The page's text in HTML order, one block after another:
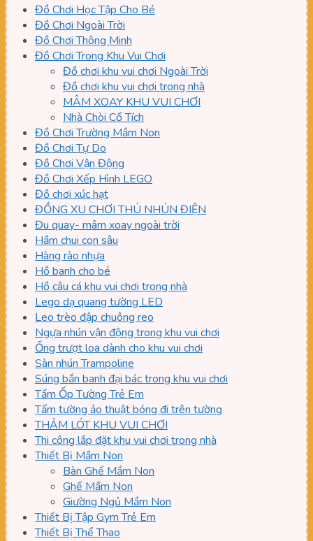
Đồ Chơi Học Tập Cho Bé
Đồ Chơi Ngoài Trời
Đồ Chơi Thông Minh
Đồ Chơi Trong Khu Vui Chơi
Đồ chơi khu vui chơi Ngoài Trời
Đồ chơi khu vui chơi trong nhà
MÂM XOAY KHU VUI CHƠI
Nhà Chòi Cổ Tích
Đồ Chơi Trường Mầm Non
Đồ Chơi Tự Do
Đồ Chơi Vận Động
Đồ Chơi Xếp Hình LEGO
Đồ chơi xúc hạt
ĐỒNG XU CHƠI THÚ NHÚN ĐIỆN
Đu quay- mâm xoay ngoài trời
Hầm chui con sâu
Hàng rào nhựa
Hồ banh cho bé
Hồ câu cá khu vui chơi trong nhà
Lego dạ quang tường LED
Leo trèo đập chuông reo
Ngựa nhún vận động trong khu vui chơi
Ống trượt loa dành cho khu vui chơi
Sàn nhún Trampoline
Súng bắn banh đại bác trong khu vui chơi
Tấm Ốp Tường Trẻ Em
Tấm tường ảo thuật bóng đi trên tường
THẢM LÓT KHU VUI CHƠI
Thi công lắp đặt khu vui chơi trong nhà
Thiết Bị Mầm Non
Bàn Ghế Mầm Non
Ghế Mầm Non
Giường Ngủ Mầm Non
Thiết Bị Tập Gym Trẻ Em
Thiết Bị Thể Thao